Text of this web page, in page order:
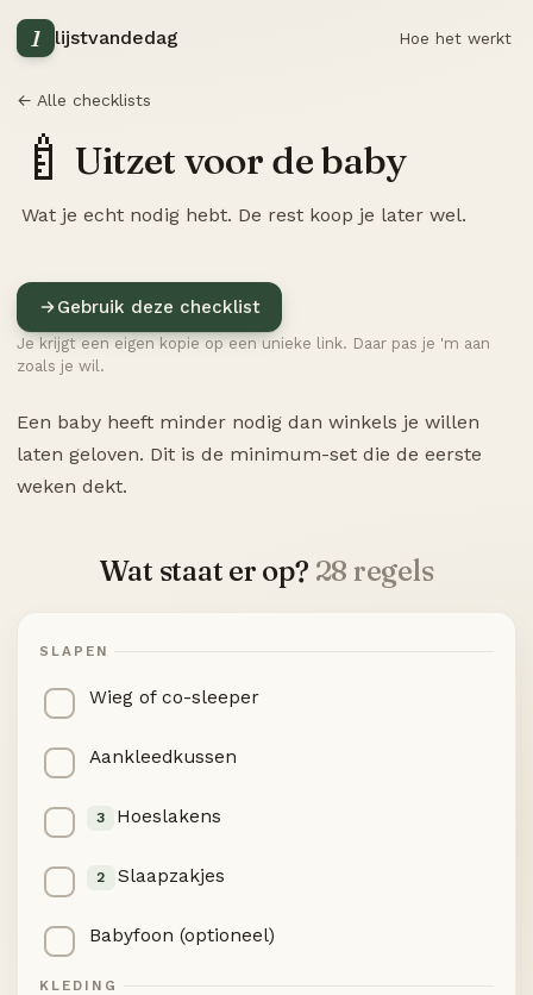
1 lijstvandedag Hoe het werkt
← Alle checklists
🍼 Uitzet voor de baby
Wat je echt nodig hebt. De rest koop je later wel.
Gebruik deze checklist
Je krijgt een eigen kopie op een unieke link. Daar pas je 'm aan
zoals je wil.
Een baby heeft minder nodig dan winkels je willen
laten geloven. Dit is de minimum-set die de eerste
weken dekt.
Wat staat er op? 28 regels
SLAPEN
Wieg of co-sleeper
Aankleedkussen
3 Hoeslakens
2 Slaapzakjes
Babyfoon (optioneel)
KLEDING